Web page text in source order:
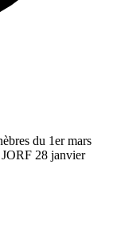
du 1er mars
JORF 28 janvier